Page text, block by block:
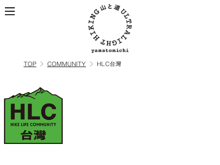
全ての製品を見る
TOP COMMUNITY HLC台灣